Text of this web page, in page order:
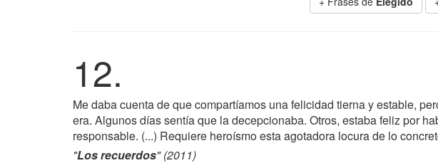
12.
Me daba cuenta de que compartíamos una felicidad tierna y estable,
era. Algunos días sentía que la decepcionaba. Otros, estaba feliz por
responsable. (...) Requiere heroísmo esta agotadora locura de lo
"Los recuerdos" (2011)